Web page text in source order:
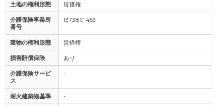
土地の権利形態 賃借権
介護保険事業所
番号
1373801453
建物の権利形態 賃借権
損害賠償保険 あり
介護保険サービ
ス
-
耐火建築物基準 -